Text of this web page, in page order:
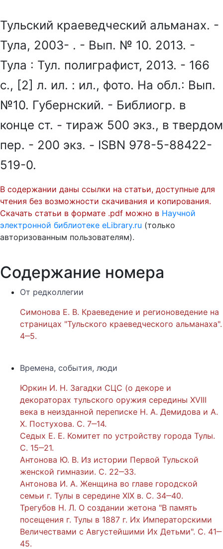
Тульский краеведческий альманах. -
Тула, 2003- . - Вып. № 10. 2013. -
Тула : Тул. полиграфист, 2013. - 166
с., [2] л. ил. : ил., фото. На обл.: Вып.
№10. Губернский. - Библиогр. в
конце ст. - тираж 500 экз., в твердом
пер. - 200 экз. - ISBN 978-5-88422-
519-0.
В содержании даны ссылки на статьи, доступные для
чтения без возможности скачивания и копирования.
Скачать статьи в формате .pdf можно в Научной
электронной библиотеке eLibrary.ru (только
авторизованным пользователям).
Содержание номера
От редколлегии
Симонова Е. В. Краеведение и регионоведение на
страницах "Тульского краеведческого альманаха".
4‒5.
Времена, события, люди
Юркин И. Н. Загадки СЦС (о декоре и
декораторах тульского оружия середины XVIII
века в неизданной переписке Н. А. Демидова и А.
Х. Постухова. С. 7‒14.
Седых Е. Е. Комитет по устройству города Тулы.
С. 15‒21.
Антонова Ю. В. Из истории Первой Тульской
женской гимназии. С. 22‒33.
Антонова И. А. Женщина во главе городской
семьи г. Тулы в середине XIX в. С. 34‒40.
Трегубов Н. Л. О создании жетона "В память
посещения г. Тулы в 1887 г. Их Императорскими
Величествами с Августейшими Их Детьми". С. 41‒
45.